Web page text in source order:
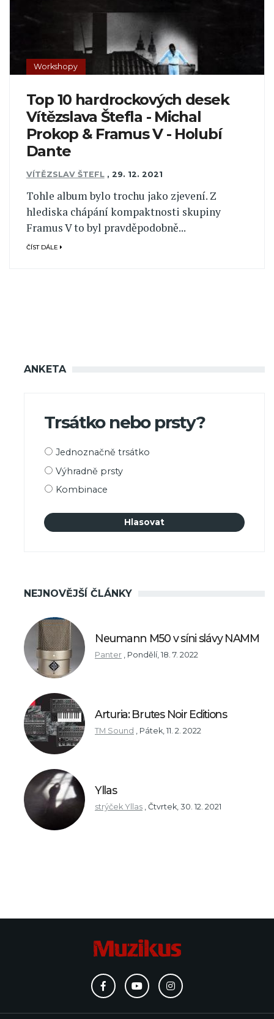
Workshopy
Top 10 hardrockových desek
Vítězslava Štefla - Michal
Prokop & Framus V - Holubí
Dante
VÍTĚZSLAV ŠTEFL , 29. 12. 2021
Tohle album bylo trochu jako zjevení. Z
hlediska chápání kompaktnosti skupiny
Framus V to byl pravděpodobně...
ČÍST DÁLE
ANKETA
Trsátko nebo prsty?
Možnosti
Jednoznačně trsátko
Výhradně prsty
Kombinace
NEJNOVĚJŠÍ ČLÁNKY
Neumann M50 v síni slávy NAMM
Panter Pondělí, 18. 7. 2022
Arturia: Brutes Noir Editions
TM Sound Pátek, 11. 2. 2022
Yllas
strýček Yllas Čtvrtek, 30. 12. 2021